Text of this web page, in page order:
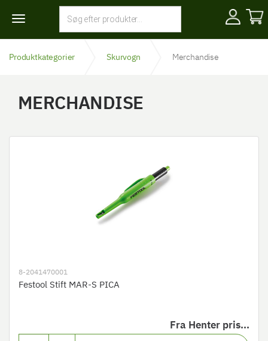
Toggle
navigation
Produktkategorier Skurvogn Merchandise
MERCHANDISE
8-2041470001
Festool Stift MAR-S PICA
Fra Henter pris...